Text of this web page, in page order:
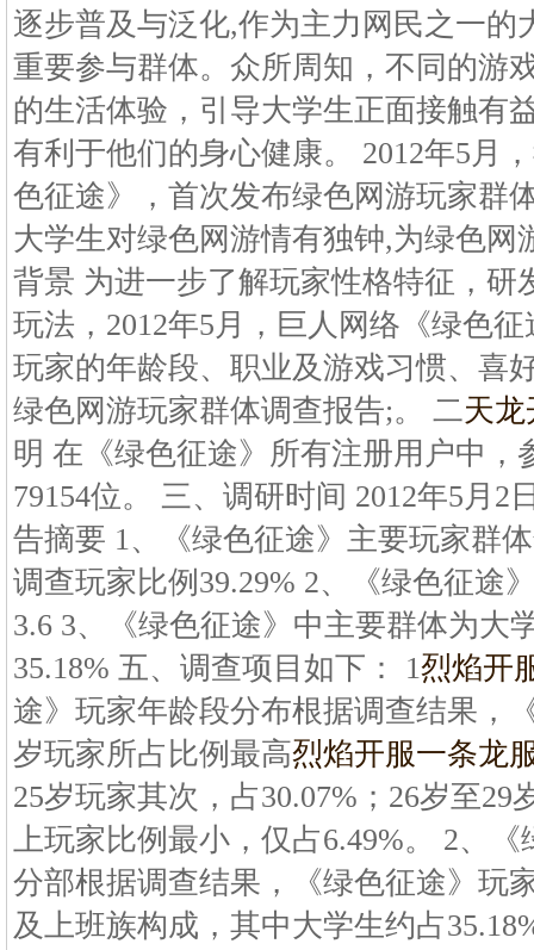
逐步普及与泛化,作为主力网民之一的
重要参与群体。众所周知，不同的游
的生活体验，引导大学生正面接触有
有利于他们的身心健康。 2012年5月
色征途》，首次发布绿色网游玩家群
大学生对绿色网游情有独钟,为绿色网
背景 为进一步了解玩家性格特征，研
玩法，2012年5月，巨人网络《绿色
玩家的年龄段、职业及游戏习惯、喜
绿色网游玩家群体调查报告;。 二天
明 在《绿色征途》所有注册用户中，
79154位。 三、调研时间 2012年5月2
告摘要 1、《绿色征途》主要玩家群
调查玩家比例39.29% 2、《绿色征途
3.6 3、《绿色征途》中主要群体为大
35.18% 五、调查项目如下： 1烈焰开
途》玩家年龄段分布根据调查结果，
岁玩家所占比例最高烈焰开服一条龙
25岁玩家其次，占30.07%；26岁至29
上玩家比例最小，仅占6.49%。 2、
分部根据调查结果，《绿色征途》玩
及上班族构成，其中大学生约占